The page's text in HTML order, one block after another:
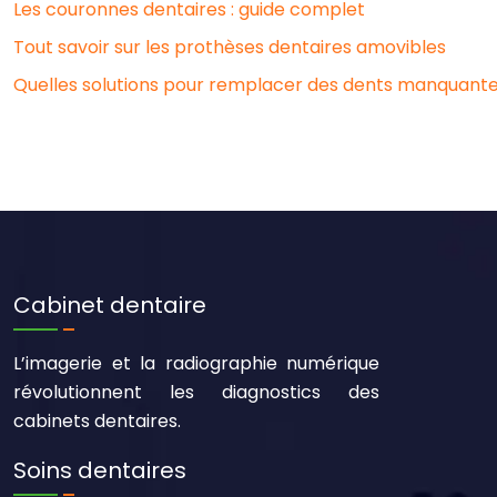
Les couronnes dentaires : guide complet
Tout savoir sur les prothèses dentaires amovibles
Quelles solutions pour remplacer des dents
Cabinet dentaire
L’imagerie et la radiographie numérique
révolutionnent les diagnostics des
cabinets dentaires.
Soins dentaires